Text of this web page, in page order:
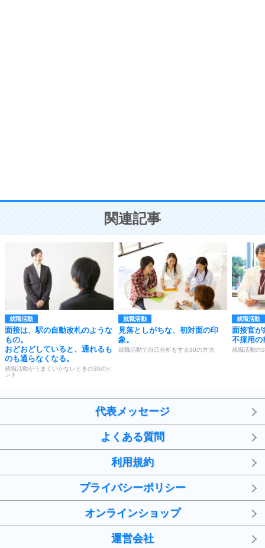
ことが大切。
関連記事
就職活動
面接は、駅の自動改札のような
もの。
おどおどしていると、通れるも
のも通らなくなる。
就職活動がうまくいかないときの30のヒ
ント
就職活動
見落としがちな、初対面の印
象。
就職活動で自己分析をする30の方法
就職活動
面接官が
不採用の
就職活動の
代表メッセージ
よくある質問
利用規約
プライバシーポリシー
オンラインショップ
運営会社